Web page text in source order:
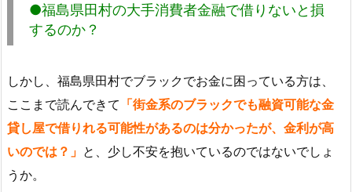
●福島県田村の大手消費者金融で借りないと損
するのか？
しかし、福島県田村でブラックでお金に困っている方は、
ここまで読んできて 「街金系のブラックでも融資可能な金
貸し屋で借りれる可能性があるのは分かったが、金利が高
いのでは？」 と、少し不安を抱いているのではないでしょ
うか。